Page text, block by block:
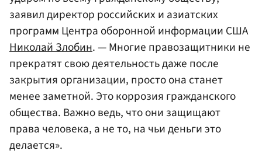
заявил директор российских и азиатских
программ Центра оборонной информации США
Николай Злобин. — Многие правозащитники не
прекратят свою деятельность даже после
закрытия организации, просто она станет
менее заметной. Это коррозия гражданского
общества. Важно ведь, что они защищают
права человека, а не то, на чьи деньги это
делается».